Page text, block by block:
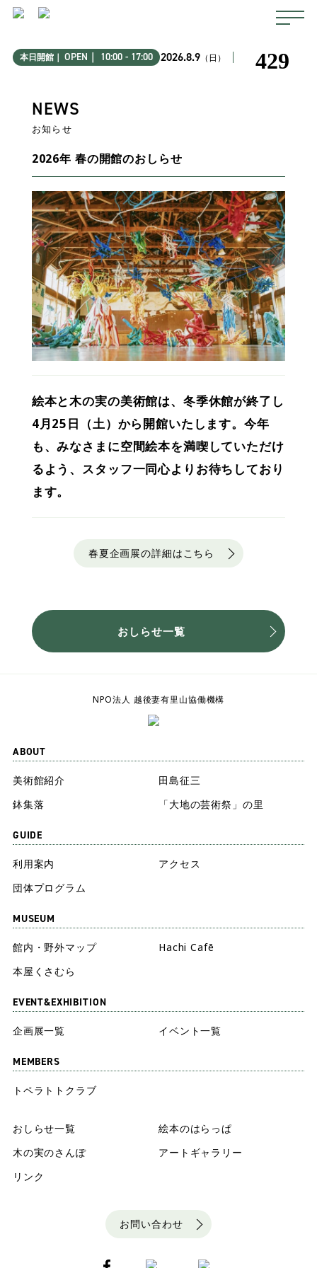
本日開館｜ OPEN｜ 10:00 - 17:00 2026.8.9 （日）
NEWS
お知らせ
2026年 春の開館のおしらせ
絵本と木の実の美術館は、冬季休館が終了し
4月25日（土）から開館いたします。今年
も、みなさまに空間絵本を満喫していただけ
るよう、スタッフ一同心よりお待ちしており
ます。
春夏企画展の詳細はこちら
おしらせ一覧
NPO法人 越後妻有里山協働機構
ABOUT
美術館紹介
田島征三
鉢集落
「大地の芸術祭」の里
GUIDE
利用案内
アクセス
団体プログラム
MUSEUM
館内・野外マップ
Hachi Cafē
本屋くさむら
EVENT&EXHIBITION
企画展一覧 イベント一覧
MEMBERS
トペラトトクラブ
おしらせ一覧
絵本のはらっぱ
木の実のさんぽ
アートギャラリー
リンク
お問い合わせ